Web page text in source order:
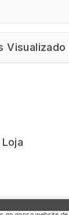
Visualizado